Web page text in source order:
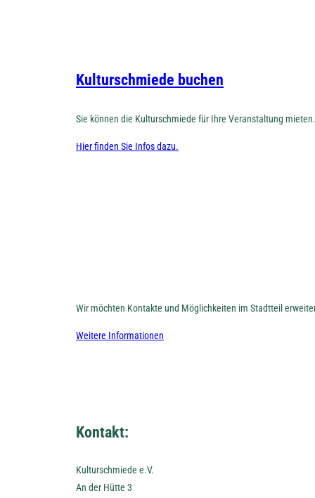
Kulturschmiede buchen
Sie können die Kulturschmiede für Ihre Veranstaltung mieten.
Hier finden Sie Infos dazu.
Wir möchten Kontakte und Möglichkeiten im Stadtteil
Weitere Informationen
Kontakt:
Kulturschmiede e.V.
An der Hütte 3